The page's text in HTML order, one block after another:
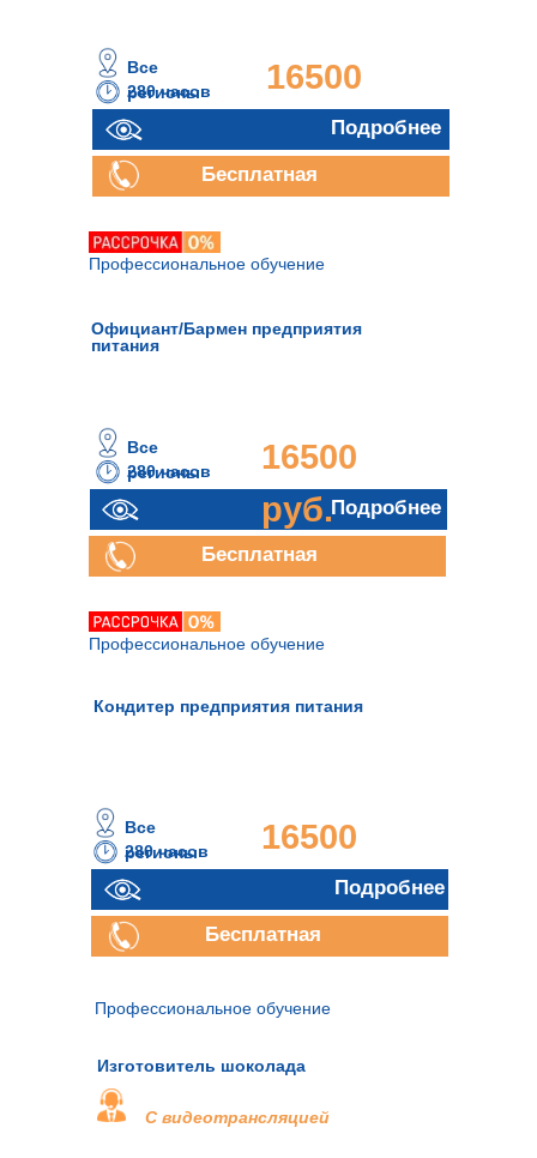
Официант/Бармен предприятия
питания
280 часов
16500
руб.
Все
регионы
Профессиональное обучение
Подробнее
Бесплатная
Кондитер предприятия питания
Профессиональное обучение
280 часов
16500
Все
регионы
Подробнее
Бесплатная
280 часов
16500
руб.Подробнее
Бесплатная
Все
регионы
Подробнее
Изготовитель шоколада
Профессиональное обучение
С видеотрансляцией